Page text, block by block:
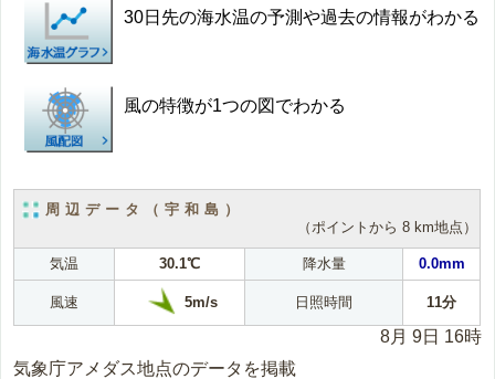
30日先の海水温の予測や過去の情報がわかる
風の特徴が1つの図でわかる
周辺データ（宇和島）
（ポイントから 8 km地点）
気温 30.1℃ 降水量 0.0mm
風速 5m/s 日照時間 11分
8月 9日 16時
気象庁アメダス地点のデータを掲載